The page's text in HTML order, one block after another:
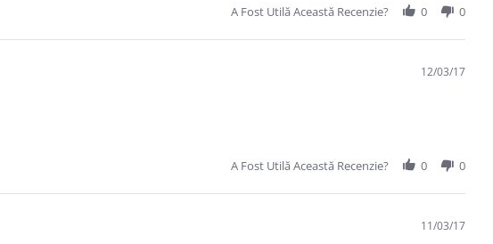
A Fost Utilă Această Recenzie? 0 0
12/03/17
A Fost Utilă Această Recenzie? 0 0
11/03/17